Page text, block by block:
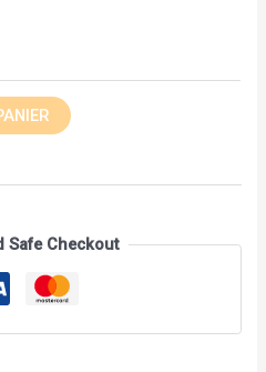
Safe Checkout